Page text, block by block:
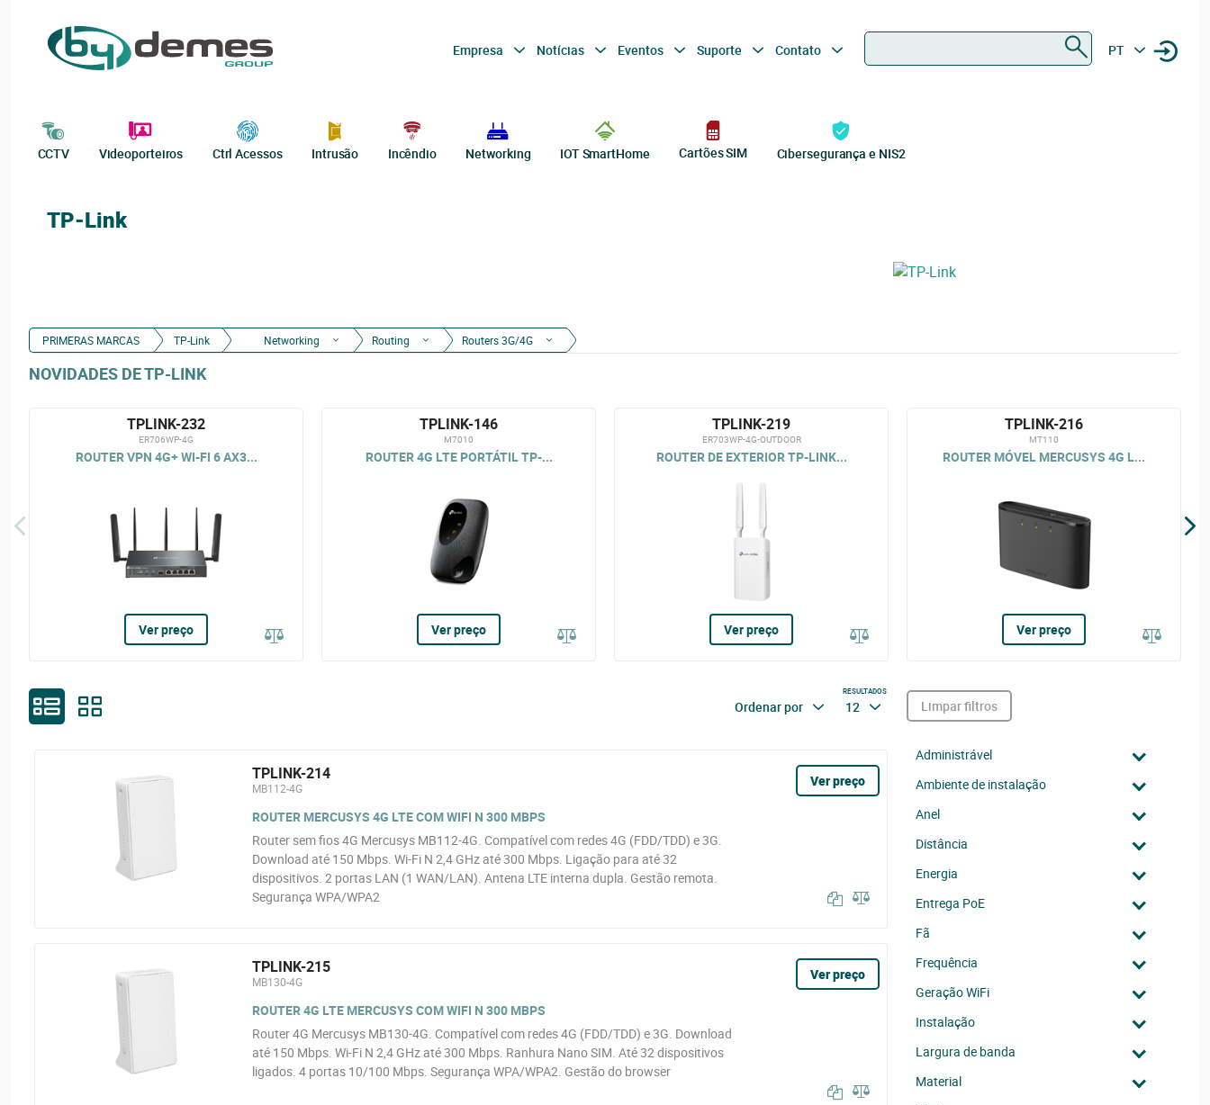
Empresa Notícias Eventos Suporte Contato PT
CCTV Videoporteiros Ctrl Acessos Intrusão Incêndio Networking IOT SmartHome Cartões SIM Cibersegurança e NIS2
TP-Link
PRIMERAS MARCAS TP-Link Networking Routing Routers 3G/4G
NOVIDADES DE TP-LINK
TPLINK-232
ER706WP-4G
ROUTER VPN 4G+ WI-FI 6 AX3...
Ver preço
TPLINK-146
M7010
ROUTER 4G LTE PORTÁTIL TP-...
Ver preço
TPLINK-219
ER703WP-4G-OUTDOOR
ROUTER DE EXTERIOR TP-LINK...
Ver preço
TPLINK-216
MT110
ROUTER MÓVEL MERCUSYS 4G L...
Ver preço
Ordenar por
RESULTADOS
12
TPLINK-214
MB112-4G
ROUTER MERCUSYS 4G LTE COM WIFI N 300 MBPS
Router sem fios 4G Mercusys MB112-4G. Compatível com redes 4G (FDD/TDD) e 3G.
Download até 150 Mbps. Wi-Fi N 2,4 GHz até 300 Mbps. Ligação para até 32
dispositivos. 2 portas LAN (1 WAN/LAN). Antena LTE interna dupla. Gestão remota.
Segurança WPA/WPA2
Ver preço
TPLINK-215
MB130-4G
ROUTER 4G LTE MERCUSYS COM WIFI N 300 MBPS
Router 4G Mercusys MB130-4G. Compatível com redes 4G (FDD/TDD) e 3G. Download
até 150 Mbps. Wi-Fi N 2,4 GHz até 300 Mbps. Ranhura Nano SIM. Até 32 dispositivos
ligados. 4 portas 10/100 Mbps. Segurança WPA/WPA2. Gestão do browser
Ver preço
Limpar filtros
Administrável
Ambiente de instalação
Anel
Distância
Energia
Entrega PoE
Fã
Frequência
Geração WiFi
Instalação
Largura de banda
Material